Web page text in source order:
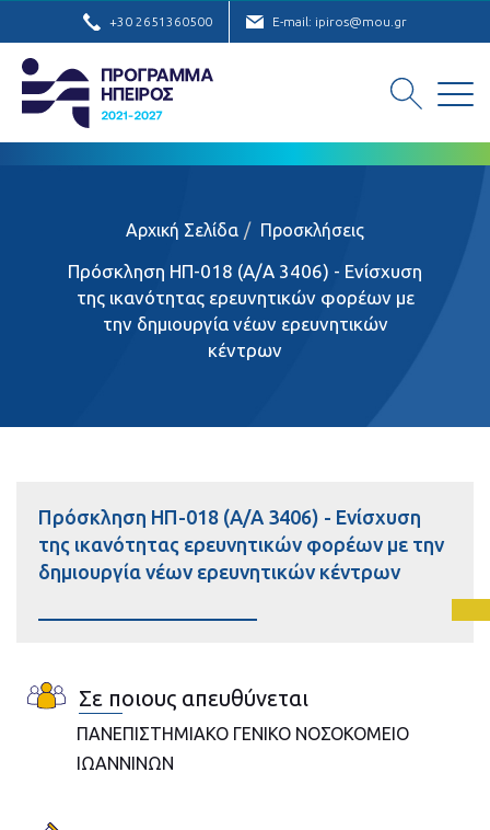
+30 2651360500 E-mail: ipiros@mou.gr
Αρχική Σελίδα Προσκλήσεις
Πρόσκληση ΗΠ-018 (Α/Α 3406) - Ενίσχυση
της ικανότητας ερευνητικών φορέων με
την δημιουργία νέων ερευνητικών
κέντρων
Πρόσκληση ΗΠ-018 (Α/Α 3406) - Ενίσχυση
της ικανότητας ερευνητικών φορέων με την
δημιουργία νέων ερευνητικών κέντρων
Σε ποιους απευθύνεται
ΠΑΝΕΠΙΣΤΗΜΙΑΚΟ ΓΕΝΙΚΟ ΝΟΣΟΚΟΜΕΙΟ
ΙΩΑΝΝΙΝΩΝ